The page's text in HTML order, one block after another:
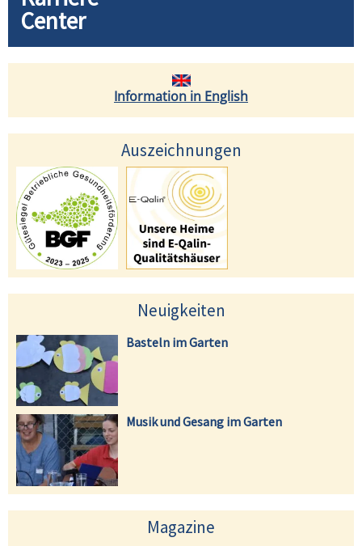
Center
Information in English
Auszeichnungen
Neuigkeiten
Basteln im Garten
Musik und Gesang im Garten
Magazine